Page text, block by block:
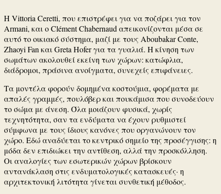
Η Vittoria Ceretti, που επιστρέφει για να ποζάρει για τον
Armani, και ο Clément Chabernaud απεικονίζονται μέσα σε
αυτό το οικιακό σύστημα, μαζί με τους Aboubakar Conte,
Zhaoyi Fan και Greta Hofer για τα γυαλιά. Η κίνηση των
σωμάτων ακολουθεί εκείνη των χώρων: κατώφλια,
διάδρομοι, πράσινα ανοίγματα, συνεχείς επιφάνειες.
Τα μοντέλα φορούν δομημένα κοστούμια, φορέματα με
απαλές γραμμές, πουλόβερ και πουκάμισα που συνοδεύουν
το σώμα με άνεση. Όλα μοιάζουν φυσικά, χωρίς
τεχνητότητα, σαν τα ενδύματα να έχουν ρυθμιστεί
σύμφωνα με τους ίδιους κανόνες που οργανώνουν τον
χώρο. Εδώ αναδύεται το κεντρικό σημείο της προσέγγισης: η
μόδα δεν επιδιώκει την αντίθεση, αλλά την προσκόλληση.
Οι αναλογίες των εσωτερικών χώρων βρίσκουν
αντανάκλαση στις ενδυματολογικές κατασκευές· η
αρχιτεκτονική λιτότητα γίνεται συνθετική μέθοδος.